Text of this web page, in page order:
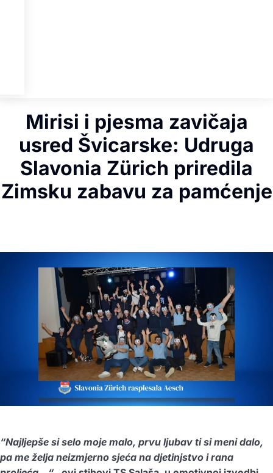
Mirisi i pjesma zavičaja
usred Švicarske: Udruga
Slavonia Zürich priredila
Zimsku zabavu za pamćenje
“Najljepše si selo moje malo, prvu ljubav ti si meni dalo,
pa me želja neizmjerno sjeća na djetinjstvo i rana